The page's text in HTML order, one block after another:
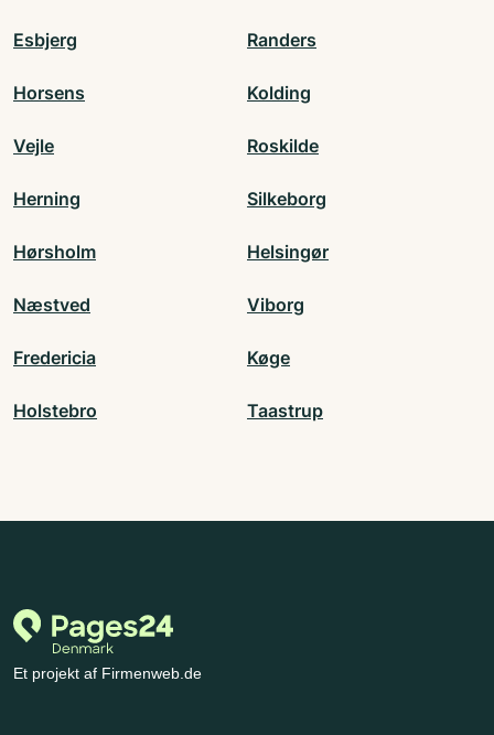
Esbjerg Randers
Horsens Kolding
Vejle Roskilde
Herning Silkeborg
Hørsholm Helsingør
Næstved Viborg
Fredericia Køge
Holstebro Taastrup
Et projekt af Firmenweb.de